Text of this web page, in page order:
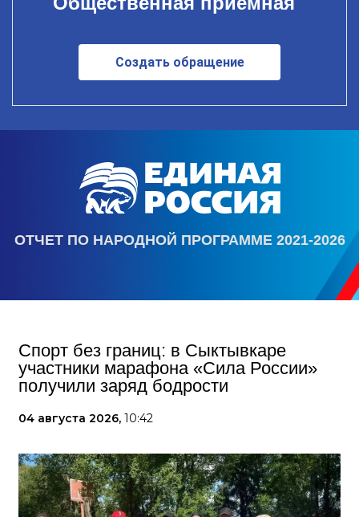
Создать обращение
ОТЧЕТ ПО НАРОДНОЙ ПРОГРАММЕ 2021-2026
Спорт без границ: в Сыктывкаре
участники марафона «Сила России»
получили заряд бодрости
04 августа 2026, 10:42